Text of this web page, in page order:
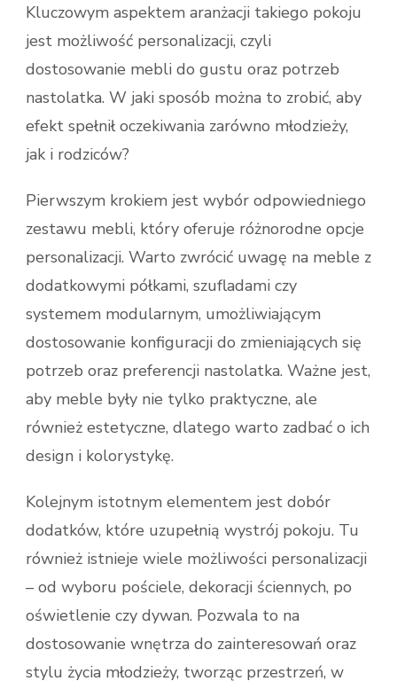
Kluczowym aspektem aranżacji takiego pokoju
jest możliwość personalizacji, czyli
dostosowanie mebli do gustu oraz potrzeb
nastolatka. W jaki sposób można to zrobić, aby
efekt spełnił oczekiwania zarówno młodzieży,
jak i rodziców?
Pierwszym krokiem jest wybór odpowiedniego
zestawu mebli, który oferuje różnorodne opcje
personalizacji. Warto zwrócić uwagę na meble z
dodatkowymi półkami, szufladami czy
systemem modularnym, umożliwiającym
dostosowanie konfiguracji do zmieniających się
potrzeb oraz preferencji nastolatka. Ważne jest,
aby meble były nie tylko praktyczne, ale
również estetyczne, dlatego warto zadbać o ich
design i kolorystykę.
Kolejnym istotnym elementem jest dobór
dodatków, które uzupełnią wystrój pokoju. Tu
również istnieje wiele możliwości personalizacji
– od wyboru pościele, dekoracji ściennych, po
oświetlenie czy dywan. Pozwala to na
dostosowanie wnętrza do zainteresowań oraz
stylu życia młodzieży, tworząc przestrzeń, w